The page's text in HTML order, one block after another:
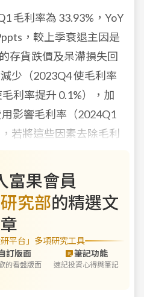
毛利率為 33.93%，YoY
，較上季衰退主因是
存貨跌價及呆滯損失回
少（2023Q4 使毛利率
利率提升 0.1%），加
影響毛利率（2024Q1
若將這些因素去除毛利
富果會員
究部的精選文
章
平台」多項研究工具
訂版面
的看盤版面
筆記功能
速記投資心得與筆記